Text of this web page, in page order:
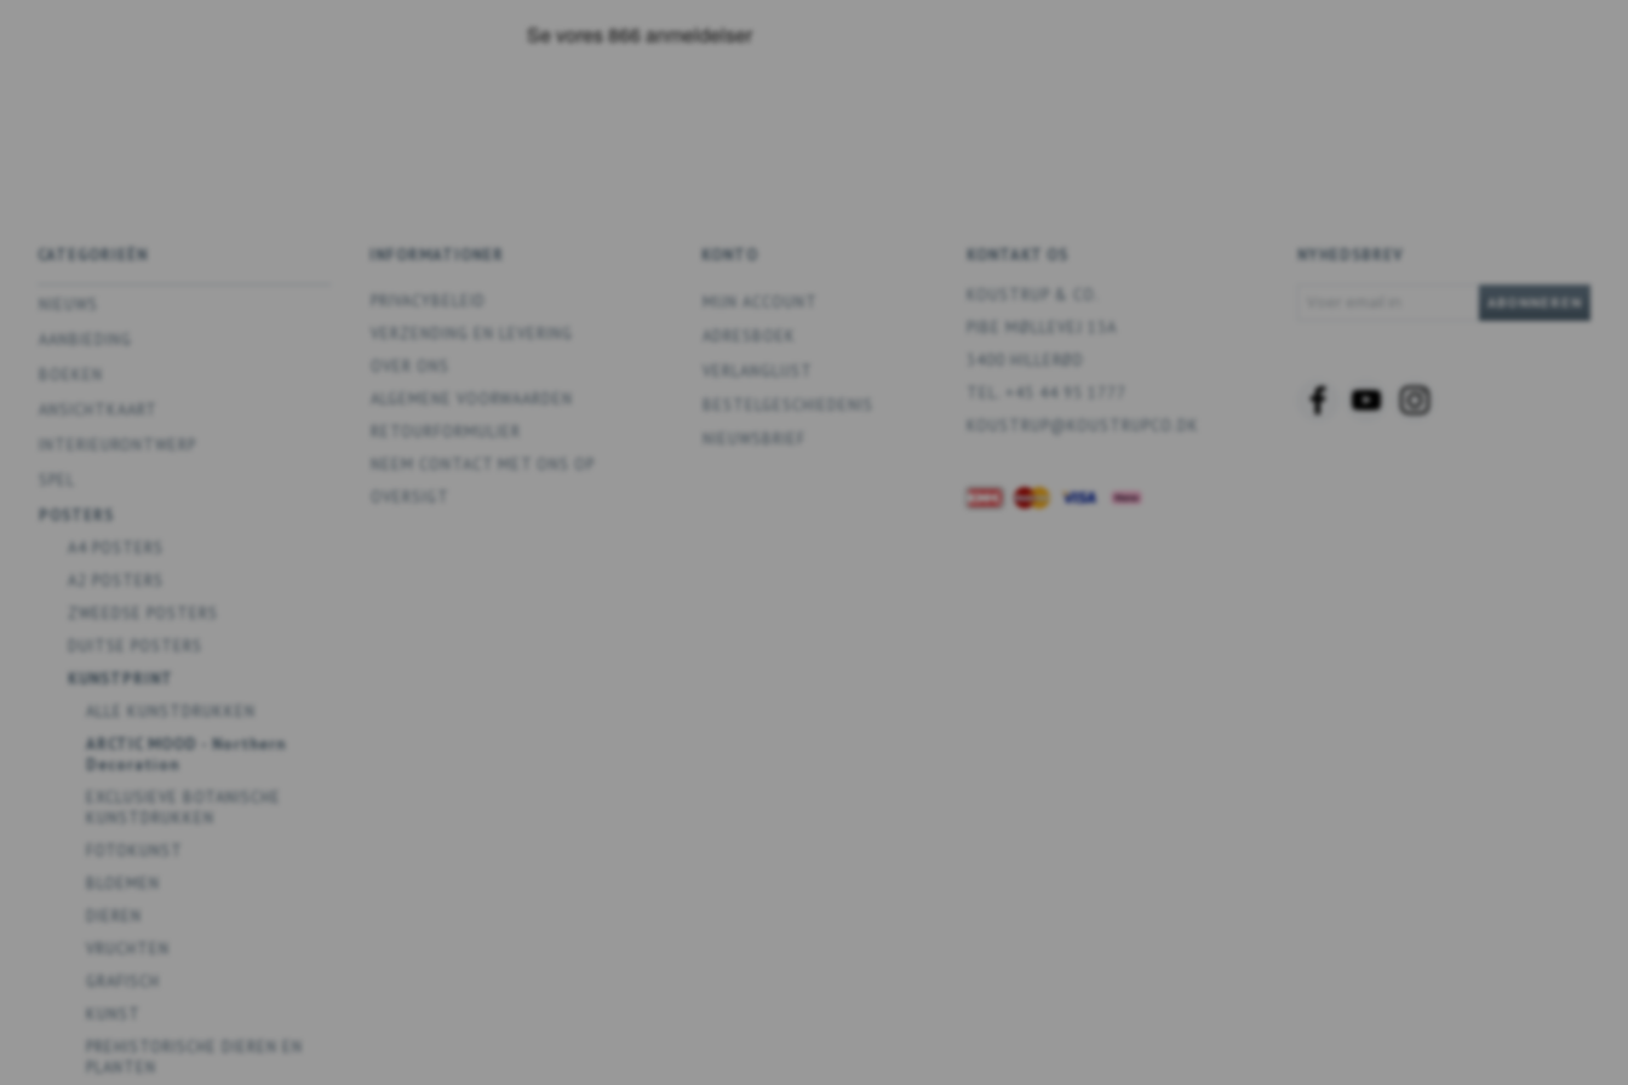
CATEGORIEËN
NIEUWS
AANBIEDING
ANSICHTKAART
INTERIEURONTWERP
POSTERS
A4 POSTERS
A2 POSTERS
ZWEEDSE POSTERS
KUNSTPRINT
ALLE KUNSTDRUKKEN
ARCTIC MOOD - Northern
Decoration
EXCLUSIEVE BOTANISCHE
KUNSTDRUKKEN
FOTOKUNST
BLOEMEN
DIEREN
VRUCHTEN
GRAFISCH
KUNST
PREHISTORISCHE DIEREN EN
PLANTEN
INFORMATIONER
ALGEMENE VOORWAARDEN
RETOURFORMULIER
NEEM CONTACT MET ONS OP
KONTO
MIJN ACCOUNT
ADRESBOEK
VERLANGLIJST
NIEUWSBRIEF
KONTAKT OS
PIBE MØLLEVEJ 13A
3400 HILLERØD
TEL. +45 44 95 1777
NYHEDSBREV
ABONNEREN